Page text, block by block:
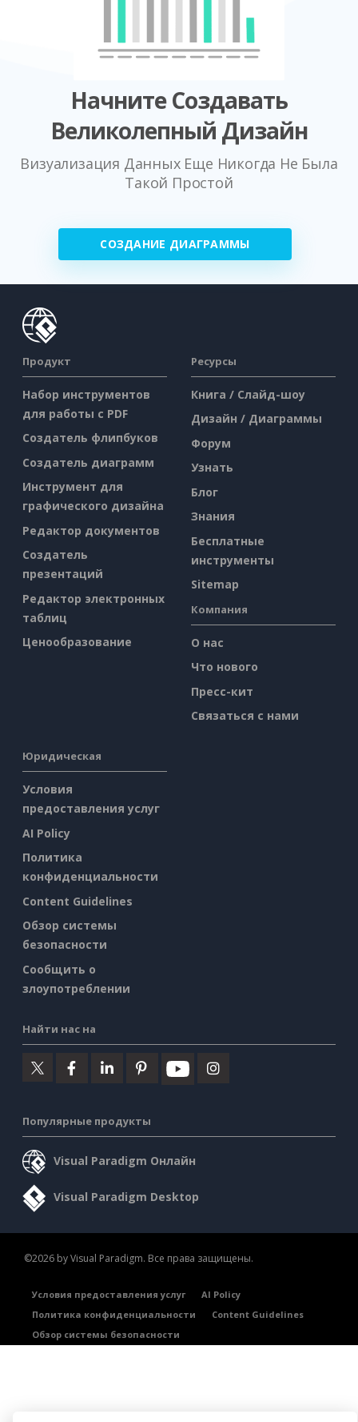
Начните Создавать
Великолепный Дизайн
Визуализация Данных Еще Никогда Не Была
Такой Простой
СОЗДАНИЕ ДИАГРАММЫ
Продукт
Набор инструментов
для работы с PDF
Создатель флипбуков
Создатель диаграмм
Инструмент для
графического дизайна
Редактор документов
Создатель
презентаций
Редактор электронных
таблиц
Ценообразование
Ресурсы
Книга / Слайд-шоу
Дизайн / Диаграммы
Форум
Узнать
Блог
Знания
Бесплатные
инструменты
Sitemap
Компания
О нас
Что нового
Пресс-кит
Связаться с нами
Юридическая
Условия
предоставления услуг
AI Policy
Политика
конфиденциальности
Content Guidelines
Обзор системы
безопасности
Сообщить о
злоупотреблении
Найти нас на
Популярные продукты
Visual Paradigm Онлайн
Visual Paradigm Desktop
©2026 by Visual Paradigm. Все права защищены.
Условия предоставления услуг
AI Policy
Политика конфиденциальности
Content Guidelines
Обзор системы безопасности